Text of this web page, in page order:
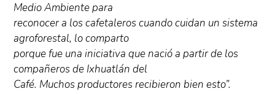
Medio Ambiente para
reconocer a los cafetaleros cuando cuidan un sistema
agroforestal, lo comparto
porque fue una iniciativa que nació a partir de los
compañeros de Ixhuatlán del
Café. Muchos productores recibieron bien esto”.